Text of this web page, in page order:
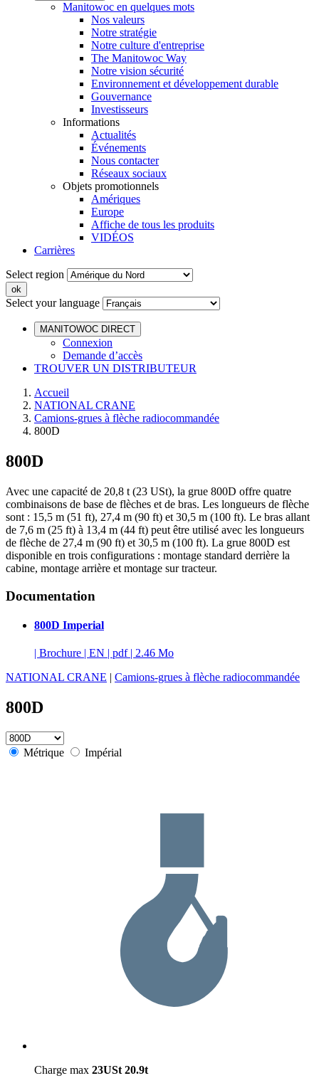
Manitowoc en quelques mots
Nos valeurs
Notre stratégie
Notre culture d'entreprise
The Manitowoc Way
Notre vision sécurité
Environnement et développement durable
Gouvernance
Investisseurs
Informations
Actualités
Événements
Nous contacter
Réseaux sociaux
Objets promotionnels
Amériques
Europe
Affiche de tous les produits
VIDÉOS
Carrières
Select region
Select your language
MANITOWOC DIRECT
Connexion
Demande d’accès
TROUVER UN DISTRIBUTEUR
Accueil
NATIONAL CRANE
Camions-grues à flèche radiocommandée
800D
800D
Avec une capacité de 20,8 t (23 USt), la grue 800D offre quatre
combinaisons de base de flèches et de bras. Les longueurs de flèche
sont : 15,5 m (51 ft), 27,4 m (90 ft) et 30,5 m (100 ft). Le bras allant
de 7,6 m (25 ft) à 13,4 m (44 ft) peut être utilisé avec les longueurs
de flèche de 27,4 m (90 ft) et 30,5 m (100 ft). La grue 800D est
disponible en trois configurations : montage standard derrière la
cabine, montage arrière et montage sur tracteur.
Documentation
800D Imperial
| Brochure | EN | pdf | 2.46 Mo
NATIONAL CRANE | Camions-grues à flèche radiocommandée
800D
Métrique Impérial
Charge max 23USt 20.9t